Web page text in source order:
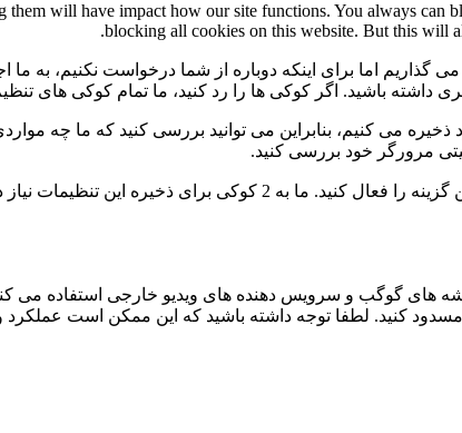
them will have impact how our site functions. You always
blocking all cookies on this website. But this will
گذاریم اما برای اینکه دوباره از شما درخواست نکنیم، به
داشته باشید. اگر کوکی ها را رد کنید، ما تمام کوکی های
می کنیم، بنابراین می توانید بررسی کنید که ما چه
مرورگر خود بررسی کنید.
برای عدم نمایش دائمی نوار پیام و رد کردن همه ی کوکی ها این
های گوگب و سرویس دهنده های ویدیو خارجی استفاده می
مسدود کنید. لطفا توجه داشته باشید که این ممکن است